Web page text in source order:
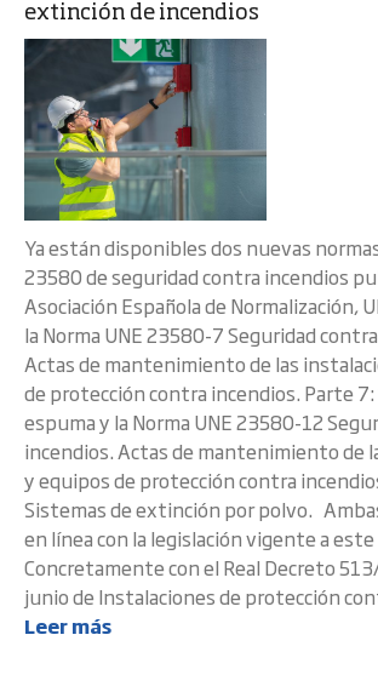
extinción de incendios
Ya están disponibles dos nuevas
23580 de seguridad contra incendios
Asociación Española de Normalización,
la Norma UNE 23580-7 Seguridad
Actas de mantenimiento de las
de protección contra incendios. Parte
espuma y la Norma UNE 23580-12
incendios. Actas de mantenimiento de
y equipos de protección contra
Sistemas de extinción por polvo.
en línea con la legislación vigente a
Concretamente con el Real Decreto
junio de Instalaciones de protección
Leer más